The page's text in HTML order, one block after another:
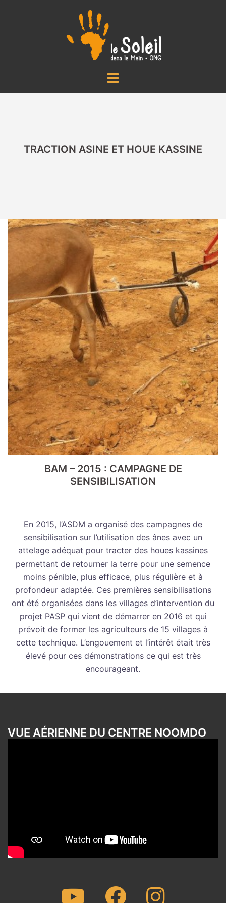
Ouvrir/fermer
TRACTION ASINE ET HOUE KASSINE
BAM – 2015 : CAMPAGNE DE
SENSIBILISATION
En 2015, l’ASDM a organisé des campagnes de
sensibilisation sur l’utilisation des ânes avec un
attelage adéquat pour tracter des houes kassines
permettant de retourner la terre pour une semence
moins pénible, plus efficace, plus régulière et à
profondeur adaptée. Ces premières sensibilisations
ont été organisées dans les villages d’intervention du
projet PASP qui vient de démarrer en 2016 et qui
prévoit de former les agriculteurs de 15 villages à
cette technique. L’engouement et l’intérêt était très
élevé pour ces démonstrations ce qui est très
encourageant.
VUE AÉRIENNE DU CENTRE NOOMDO
Youtube FacebookInstagram